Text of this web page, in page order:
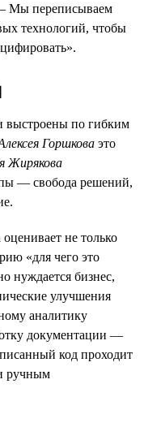
Мы переписываем
технологий, чтобы
выстроены по гибким
Горшкова это
Жирякова
— свобода решений,
не только
«для чего это
нуждается бизнес,
улучшения
аналитику
документации —
код проходит
ручным